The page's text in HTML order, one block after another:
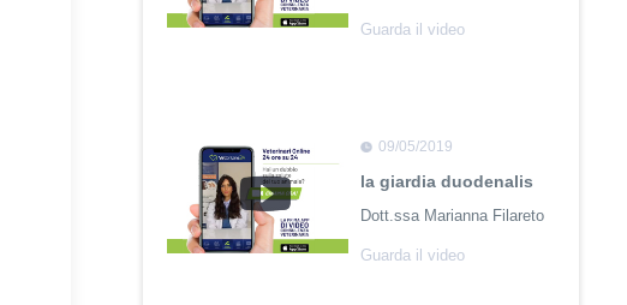
Guarda il video
09/05/2019
la giardia duodenalis
Dott.ssa Marianna Filareto
Guarda il video